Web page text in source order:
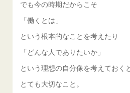
でも今の時期だからこそ
「働くとは」
という根本的なことを考えたり
「どんな人でありたいか」
という理想の自分像を考えておく
とても大切なこと。